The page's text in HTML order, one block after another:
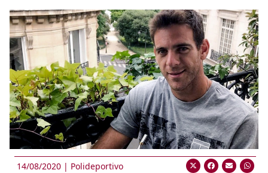
14/08/2020 | Polideportivo